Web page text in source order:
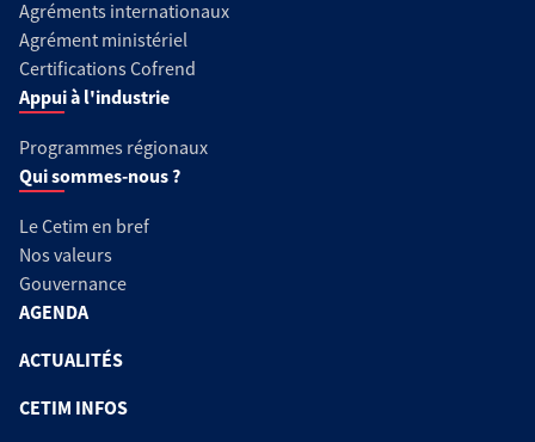
Agréments internationaux
Agrément ministériel
Certifications Cofrend
Appui à l'industrie
Programmes régionaux
Qui sommes-nous ?
Le Cetim en bref
Nos valeurs
Gouvernance
AGENDA
ACTUALITÉS
CETIM INFOS